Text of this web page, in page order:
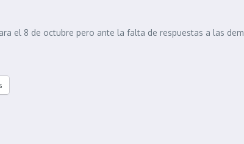
el 8 de octubre pero ante la falta de respuestas a las